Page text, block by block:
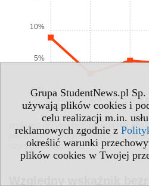
Grupa StudentNews.pl
używają plików cookies i
celu realizacji m.in.
reklamowych zgodnie z
określić warunki
plików cookies w Twojej
w I roku w II roku w III
0%
5%
10%
wykres: ryzyko bezrobocia dla
pierwszym, drugim, trzecim,
uzyskaniu dyplomu